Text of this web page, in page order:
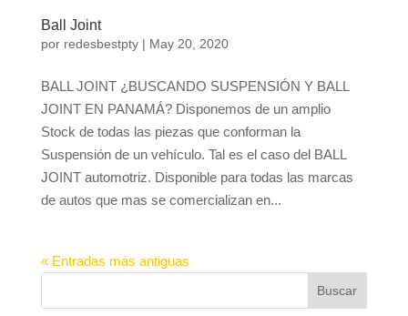
Ball Joint
por redesbestpty| May 20, 2020
BALL JOINT ¿BUSCANDO SUSPENSIÓN Y BALL
JOINT EN PANAMÁ? Disponemos de un amplio
Stock de todas las piezas que conforman la
Suspensión de un vehículo. Tal es el caso del BALL
JOINT automotriz. Disponible para todas las marcas
de autos que mas se comercializan en...
« Entradas más antiguas